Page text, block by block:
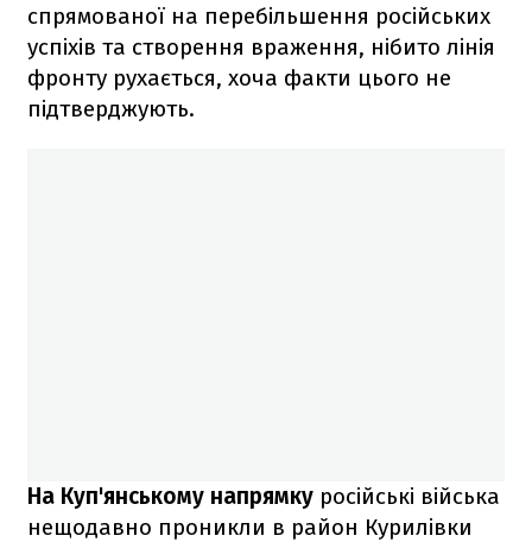
спрямованої на перебільшення російських
успіхів та створення враження, нібито лінія
фронту рухається, хоча факти цього не
підтверджують.
На Куп'янському напрямку російські війська
нещодавно проникли в район Курилівки